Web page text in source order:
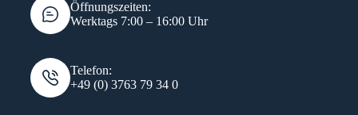
Öffnungszeiten:
Werktags 7:00 – 16:00 Uhr
Telefon:
+49 (0) 3763 79 34 0